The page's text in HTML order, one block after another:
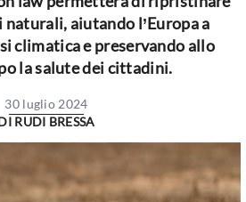
aiutando l’Europa a
climatica e preservando allo
la salute dei cittadini.
30 luglio 2024
RUDI BRESSA